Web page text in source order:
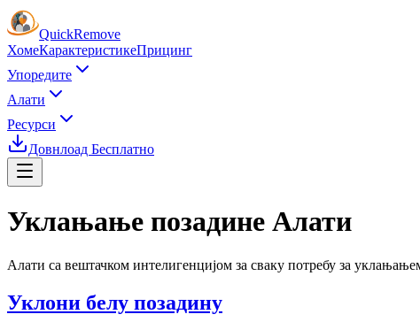
QuickRemove
ХомеКарактеристикеПрицинг
Упоредите
Алати
Ресурси
Довнлоад Бесплатно
Уклањање позадине Алати
Алати са вештачком интелигенцијом за сваку потребу за
Уклони белу позадину